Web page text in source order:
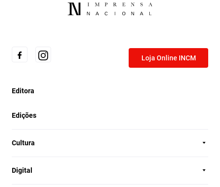
Loja Online INCM
Editora
Edições
Cultura
Digital